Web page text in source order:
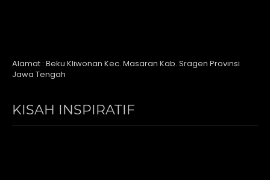
Alamat : Beku Kliwonan Kec. Masaran Kab. Sragen Provinsi
Jawa Tengah
KISAH INSPIRATIF